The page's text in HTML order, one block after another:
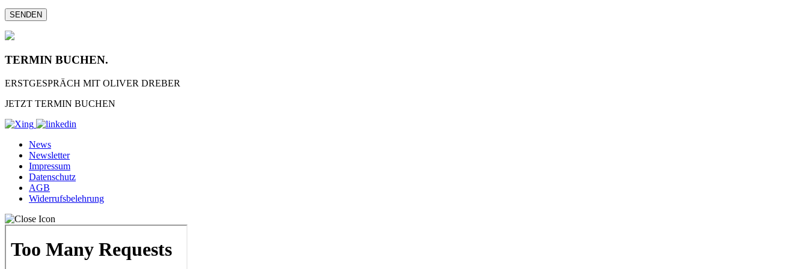
TERMIN BUCHEN.
ERSTGESPRÄCH MIT OLIVER DREBER
JETZT TERMIN BUCHEN
News
Newsletter
Impressum
Datenschutz
AGB
Widerrufsbelehrung